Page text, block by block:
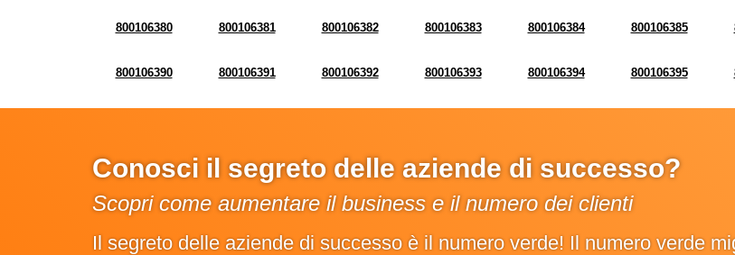
800106380 800106381 800106382 800106383 800106384 800106385
800106390 800106391 800106392 800106393 800106394 800106395
Conosci il segreto delle aziende di successo?
Scopri come aumentare il business e il numero dei clienti
Il segreto delle aziende di successo è il numero verde! Il numero verde